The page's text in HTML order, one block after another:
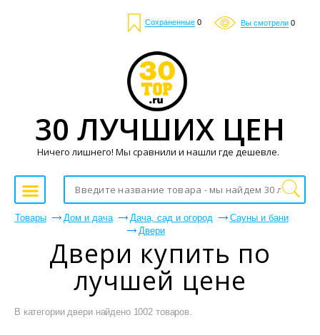
Сохраненные 0 Вы смотрели 0
Товары Дом и дача Дача, сад и огород
Сауны и бани
Двери
Двери купить по
лучшей цене
В категории двери найдено 1002 товаров.
30 ЛУЧШИХ ЦЕН
Ничего лишнего! Мы сравнили и нашли где дешевле.